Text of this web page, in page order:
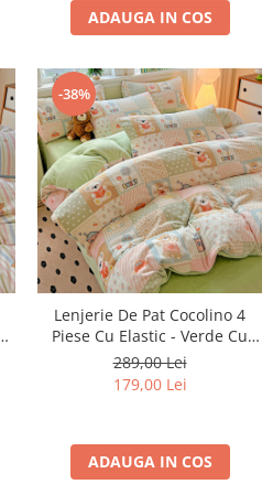
ADAUGA IN COS
-38%
Lenjerie De Pat Cocolino 4
Piese Cu Elastic - Verde Cu
Patratele
289,00 Lei
179,00 Lei
ADAUGA IN COS